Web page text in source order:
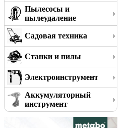
Пылесосы и
пылеудаление
Садовая техника
Станки и пилы
Электроинструмент
Аккумуляторный
инструмент